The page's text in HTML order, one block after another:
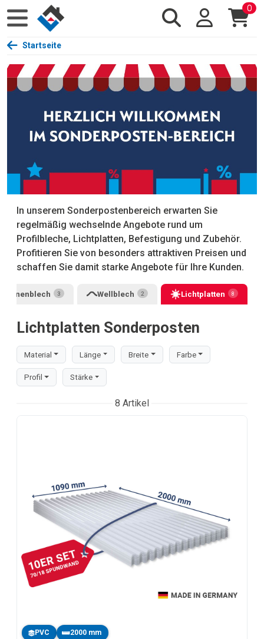
0
Startseite
In unserem Sonderpostenbereich erwarten Sie
regelmäßig wechselnde Angebote rund um
Profilbleche, Lichtplatten, Befestigung und Zubehör.
Profitieren Sie von besonders attraktiven Preisen und
schaffen Sie damit starke Angebote für Ihre Kunden.
3 Wellblech 2 Lichtplatten 8
Lichtplatten Sonderposten
Material Länge Breite Farbe
Profil Stärke
8 Artikel
PVC 2000 mm